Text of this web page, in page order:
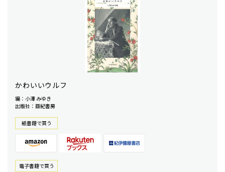
かわいいウルフ
編：小澤 みゆき
出版社：亜紀書房
紙書籍で買う
電⼦書籍で買う